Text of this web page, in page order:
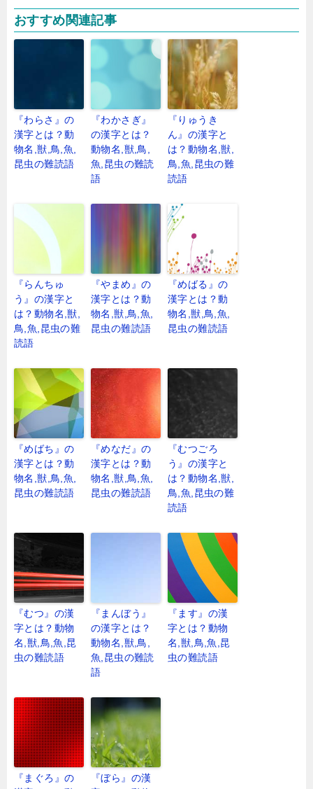
おすすめ関連記事
『わらさ』の
漢字とは？動
物名,獣,鳥,魚,
昆虫の難読語
『わかさぎ』
の漢字とは？
動物名,獣,鳥,
魚,昆虫の難読
語
『りゅうき
ん』の漢字と
は？動物名,獣,
鳥,魚,昆虫の難
読語
『らんちゅ
う』の漢字と
は？動物名,獣,
鳥,魚,昆虫の難
読語
『やまめ』の
漢字とは？動
物名,獣,鳥,魚,
昆虫の難読語
『めばる』の
漢字とは？動
物名,獣,鳥,魚,
昆虫の難読語
『めばち』の
漢字とは？動
物名,獣,鳥,魚,
昆虫の難読語
『めなだ』の
漢字とは？動
物名,獣,鳥,魚,
昆虫の難読語
『むつごろ
う』の漢字と
は？動物名,獣,
鳥,魚,昆虫の難
読語
『むつ』の漢
字とは？動物
名,獣,鳥,魚,昆
虫の難読語
『まんぼう』
の漢字とは？
動物名,獣,鳥,
魚,昆虫の難読
語
『ます』の漢
字とは？動物
名,獣,鳥,魚,昆
虫の難読語
『まぐろ』の
『ぼら』の漢